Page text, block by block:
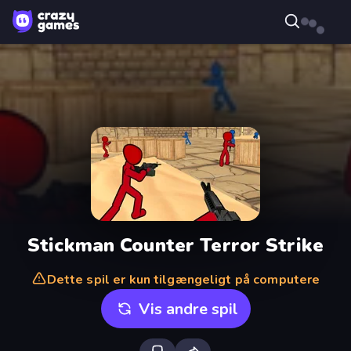
Stickman Counter Terror Strike
Dette spil er kun tilgængeligt på computere
Vis andre spil